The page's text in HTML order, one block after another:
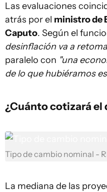
Las evaluaciones
atrás por el ministro de
Caputo. Según el
desinflación va a
paralelo con "una
de lo que hubiéramos
¿Cuánto cotizará el
Tipo de cambio nominal -
La mediana de las